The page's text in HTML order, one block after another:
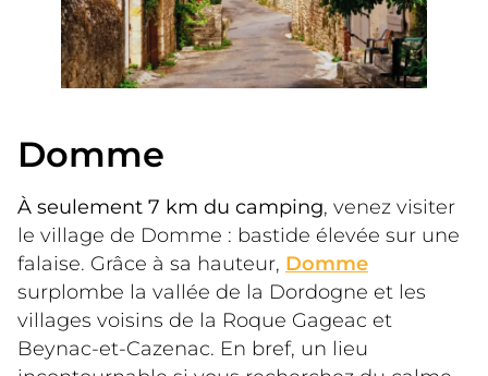
Domme
À seulement 7 km du camping, venez visiter
le village de Domme : bastide élevée sur une
falaise. Grâce à sa hauteur, Domme
surplombe la vallée de la Dordogne et les
villages voisins de la Roque Gageac et
Beynac-et-Cazenac. En bref, un lieu